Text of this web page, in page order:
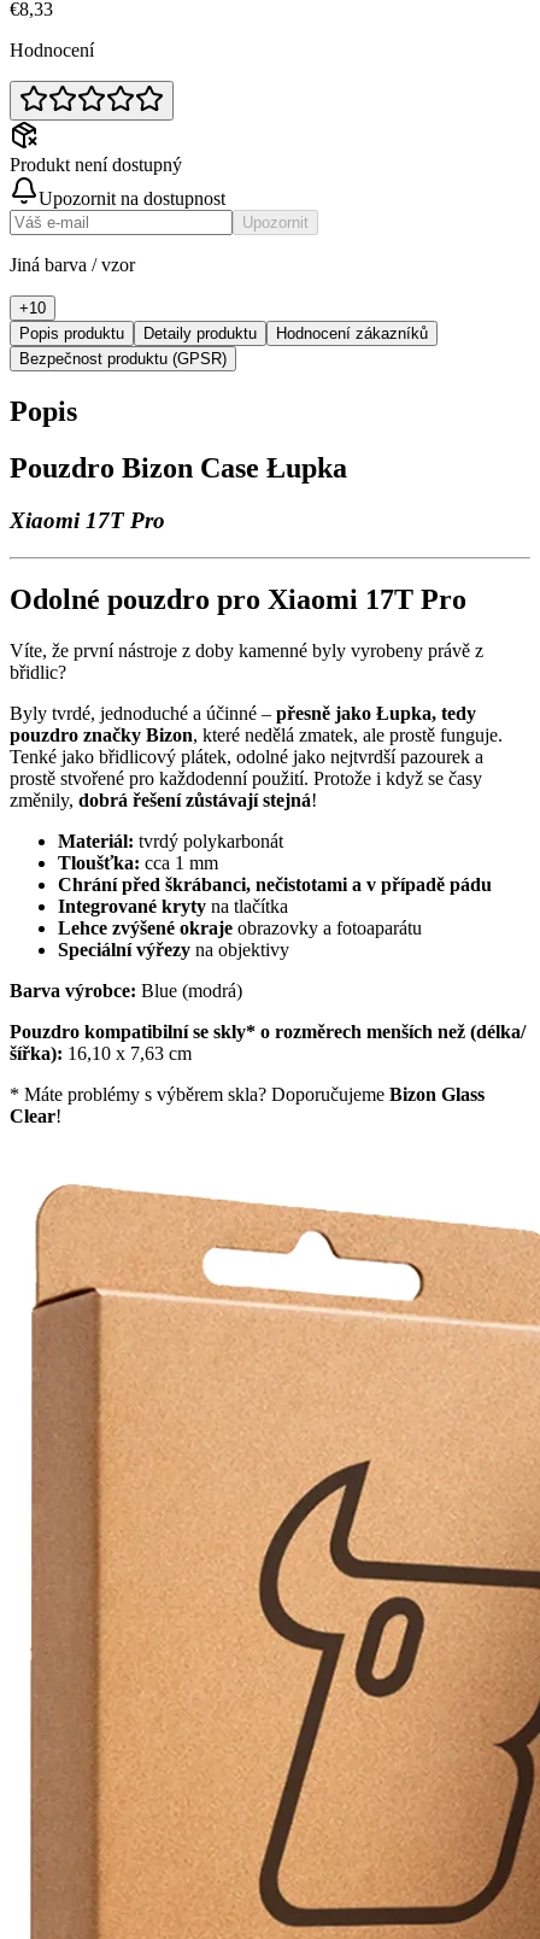
€8,33
Hodnocení
Produkt není dostupný
Upozornit na dostupnost
Upozornit
Jiná barva / vzor
+10
Popis produktu
Detaily produktu
Hodnocení zákazníků
Bezpečnost produktu (GPSR)
Popis
Pouzdro Bizon Case Łupka
Xiaomi 17T Pro
Odolné pouzdro pro Xiaomi 17T Pro
Víte, že první nástroje z doby kamenné byly vyrobeny právě z
břidlic?
Byly tvrdé, jednoduché a účinné – přesně jako Łupka, tedy
pouzdro značky Bizon, které nedělá zmatek, ale prostě funguje.
Tenké jako břidlicový plátek, odolné jako nejtvrdší pazourek a
prostě stvořené pro každodenní použití. Protože i když se časy
změnily, dobrá řešení zůstávají stejná!
Materiál: tvrdý polykarbonát
Tloušťka: cca 1 mm
Chrání před škrábanci, nečistotami a v případě pádu
Integrované kryty na tlačítka
Lehce zvýšené okraje obrazovky a fotoaparátu
Speciální výřezy na objektivy
Barva výrobce: Blue (modrá)
Pouzdro kompatibilní se skly* o rozměrech menších než (délka/
šířka): 16,10 x 7,63 cm
* Máte problémy s výběrem skla? Doporučujeme Bizon Glass
Clear!